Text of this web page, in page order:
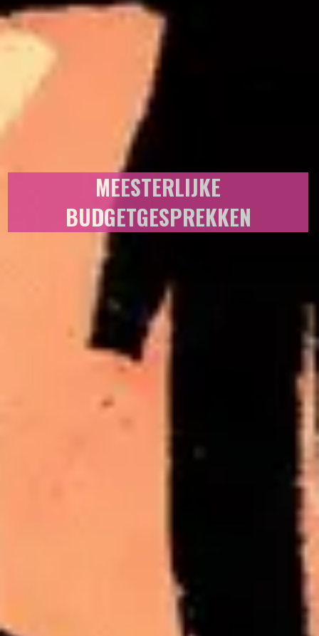
MEESTERLIJKE
BUDGETGESPREKKEN